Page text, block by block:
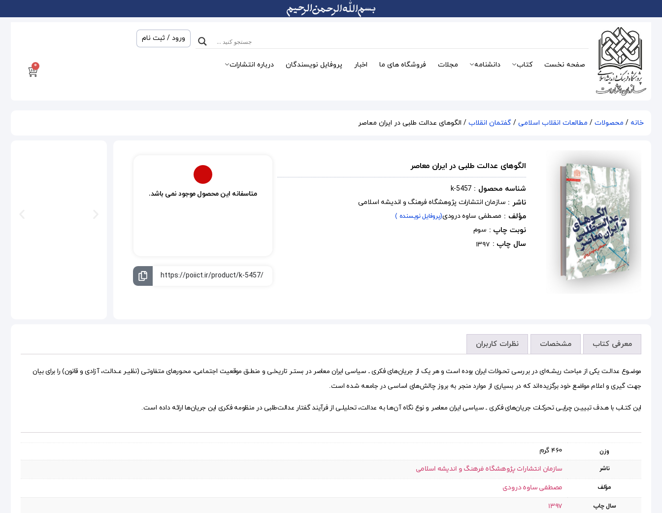
ورود / ثبت نام
صفحه نخست کتاب دانشنامه مجلات فروشگاه های ما اخبار پروفایل نویسندگان درباره انتشارات 0
خانه / محصولات / مطالعات انقلاب اسلامی / گفتمان انقلاب / الگوهای عدالت طلبی در ایران معاصر
الگوهای عدالت طلبی در ایران معاصر
شناسه محصول : k-5457
ناشر : سازمان انتشارات پژوهشگاه فرهنگ و اندیشه اسلامی
مؤلف : مصطفی ساوه درودی(پروفایل نویسنده )
نوبت چاپ : سوم
سال چاپ : 1397
متاسفانه این محصول موجود نمی باشد.
معرفی کتاب مشخصات نظرات کاربران
موضـوع عدالـت یکی از مباحث ریشـه‌ای در بررسی تحـولات ایران بوده است و هر یک از جریان‌های فکری ـ سیاسی ایران معاصر در بستـر تاریخـی و منطـق موقعیت اجتمـاعی، محـورهای متفاوتـی (نظیـر عـدالت، آزادی و قانون) را برای بیان
جهت گیری و اعلام مواضع خود برگزیده‌اند که در بسیاری از موارد منجر به بروز چالش‌های اساسی در جامعه شده است.
این کتـاب با هـدف تبییـن چرایـی تحرکـات جریان‌های فکری ـ سیاسی ایران معاصر و نوع نگاه آن‌هـا به عدالت، تحلیلـی از فرآیند گفتار عدالت‌طلبی در منظومه فکری این جریان‌ها ارائه داده است.
وزن 460 گرم
ناشر سازمان انتشارات پژوهشگاه فرهنگ و اندیشه اسلامی
مؤلف مصطفی ساوه درودی
سال چاپ 1397